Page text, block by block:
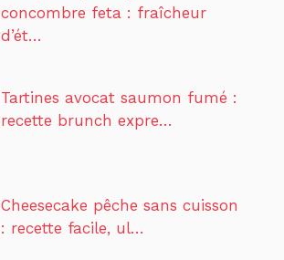
concombre feta : fraîcheur
d’ét…
Tartines avocat saumon fumé :
recette brunch expre…
Cheesecake pêche sans cuisson
: recette facile, ul…